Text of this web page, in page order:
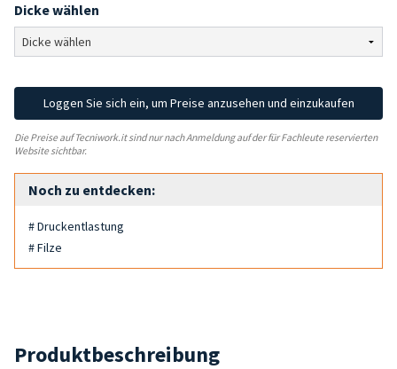
Dicke wählen
Loggen Sie sich ein, um Preise anzusehen und einzukaufen
Die Preise auf Tecniwork.it sind nur nach Anmeldung auf der für Fachleute reservierten
Website sichtbar.
Noch zu entdecken:
# Druckentlastung
# Filze
Produktbeschreibung